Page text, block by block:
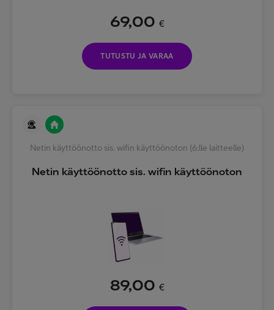
69,00 €
TUTUSTU JA VARAA
Netin käyttöönotto sis. wifin käyttöönoton (6:lle laitteelle)
Netin käyttöönotto sis. wifin käyttöönoton
89,00 €